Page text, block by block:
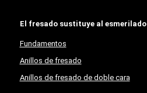
El fresado sustituye al esmerilado
Fundamentos
Anillos de fresado
Anillos de fresado de doble cara